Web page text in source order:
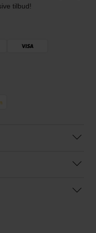
tilbud!